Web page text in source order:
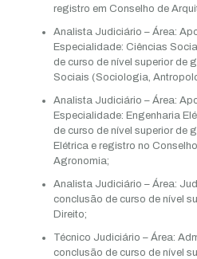
registro em Conselho de
Analista Judiciário – Área:
Especialidade: Ciências
de curso de nível superior de
Sociais (Sociologia,
Analista Judiciário – Área:
Especialidade: Engenharia
de curso de nível superior de
Elétrica e registro no
Agronomia;
Analista Judiciário – Área:
conclusão de curso de nível
Direito;
Técnico Judiciário – Área:
conclusão de curso de nível